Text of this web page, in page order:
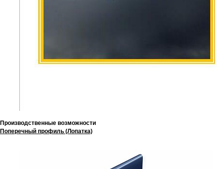
Производственные возможности
Поперечный профиль (Лопатка)